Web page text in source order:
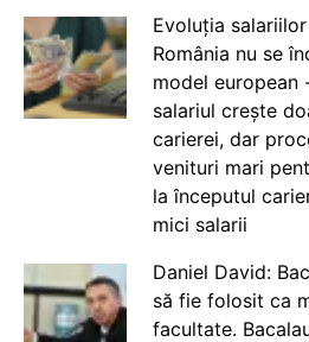
Evoluția
România nu se
model european
salariul crește
carierei, dar
venituri mari
la începutul
mici salarii
Daniel David:
să fie folosit ca
facultate.